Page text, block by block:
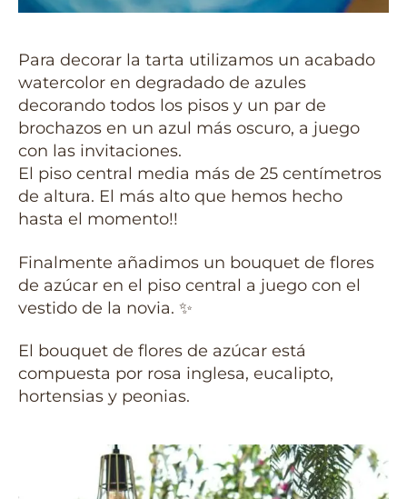
Para decorar la tarta utilizamos un acabado
watercolor en degradado de azules
decorando todos los pisos y un par de
brochazos en un azul más oscuro, a juego
con las invitaciones.
El piso central media más de 25 centímetros
de altura. El más alto que hemos hecho
hasta el momento!!
Finalmente añadimos un bouquet de flores
de azúcar en el piso central a juego con el
vestido de la novia. ✨
El bouquet de flores de azúcar está
compuesta por rosa inglesa, eucalipto,
hortensias y peonias.